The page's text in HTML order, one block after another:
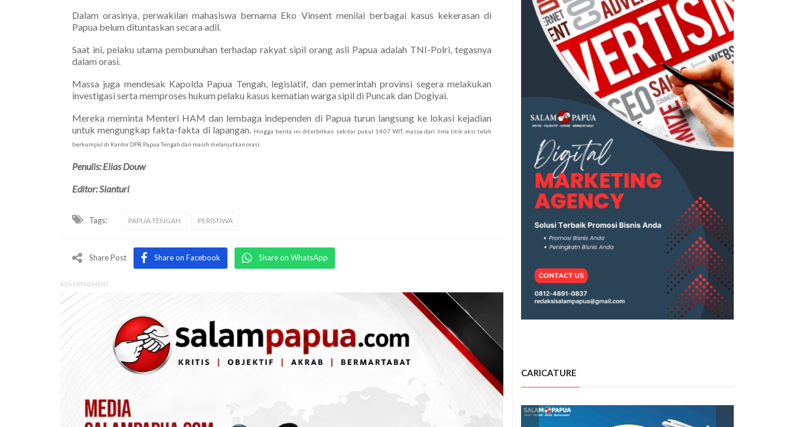
Dalam orasinya, perwakilan mahasiswa bernama Eko Vinsent menilai berbagai kasus kekerasan di
Papua belum dituntaskan secara adil.
Saat ini, pelaku utama pembunuhan terhadap rakyat sipil orang asli Papua adalah TNI-Polri, tegasnya
dalam orasi.
Massa juga mendesak Kapolda Papua Tengah, legislatif, dan pemerintah provinsi segera melakukan
investigasi serta memproses hukum pelaku kasus kematian warga sipil di Puncak dan Dogiyai.
Mereka meminta Menteri HAM dan lembaga independen di Papua turun langsung ke lokasi kejadian
untuk mengungkap fakta-fakta di lapangan.
Hingga berita ini diterbitkan sekitar pukul 14.07 WIT, massa dari lima titik aksi telah
berkumpul di Kantor DPR Papua Tengah dan masih melanjutkan orasi.
Penulis: Elias Douw
Editor: Sianturi
Tags: PAPUA TENGAH PERISTIWA
Share Post Share on Facebook Share on WhatsApp
ADVERTISEMENT
CARICATURE